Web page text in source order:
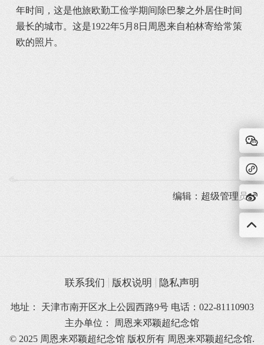
年时间，这是他旅欧勤工俭学期间除巴黎之外居住时间
最长的城市。这是1922年5月8日周恩来自柏林寄给常策
欧的照片。
编辑：超级管理员
联系我们 版权说明 隐私声明
地址： 天津市南开区水上公园西路9号 电话：022-81110903
主办单位： 周恩来邓颖超纪念馆
© 2025 周恩来邓颖超纪念馆 版权所有 周恩来邓颖超纪念馆.